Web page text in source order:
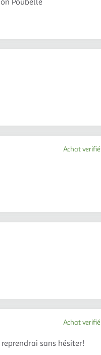
Poubelle
Achat verifié
sans hésiter!
Achat verifié